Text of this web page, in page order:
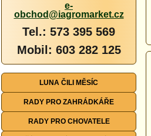
e-
obchod@iagromarket.cz
Tel.: 573 395 569
Mobil: 603 282 125
LUNA ČILI MĚSÍC
RADY PRO ZAHRÁDKÁŘE
RADY PRO CHOVATELE